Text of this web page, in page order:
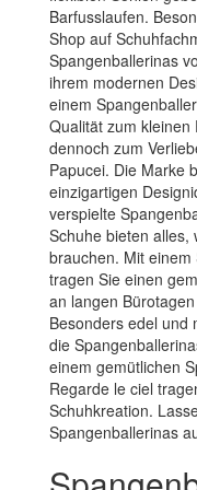
Barfusslaufen.
Shop auf
Spangenballerinas
ihrem modernen
einem
Qualität zum kleinen
dennoch zum
Papucei. Die Marke
einzigartigen
verspielte
Schuhe bieten alles,
brauchen. Mit
tragen Sie einen
an langen
Besonders edel und
die
einem gemütlichen
Regarde le ciel
Schuhkreation.
Spangenballerinas